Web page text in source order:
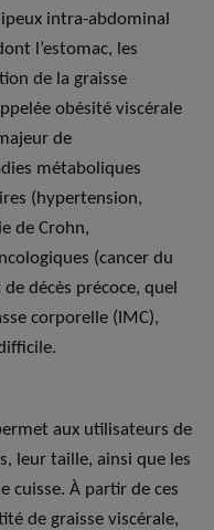
intra-abdominal
l’estomac, les
de la graisse
obésité viscérale
de
métaboliques
(hypertension,
de Crohn,
(cancer du
décès précoce, quel
corporelle (IMC),
aux utilisateurs de
leur taille, ainsi que les
cuisse. À partir de ces
de graisse viscérale,